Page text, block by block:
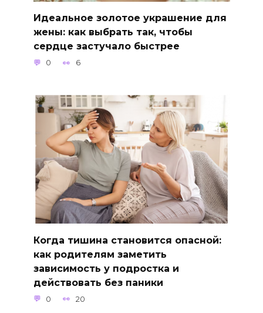
Идеальное золотое украшение для
жены: как выбрать так, чтобы
сердце застучало быстрее
0 6
Когда тишина становится опасной:
как родителям заметить
зависимость у подростка и
действовать без паники
0 20